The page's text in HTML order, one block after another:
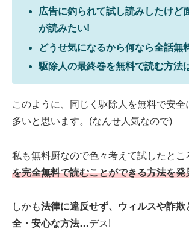
広告に釣られて試し読みしたけど
が読みたい!
どうせ気になるから何なら全話無
駆除人の最終巻を無料で読む方法
このように、同じく駆除人を無料で安全
多いと思います。(なんせ人気なので)
私も無料厨なので色々考えて試したとこ
を完全無料で読むことができる方法を発
しかも法律に違反せず、ウィルスや詐欺
全・安心な方法…デス!